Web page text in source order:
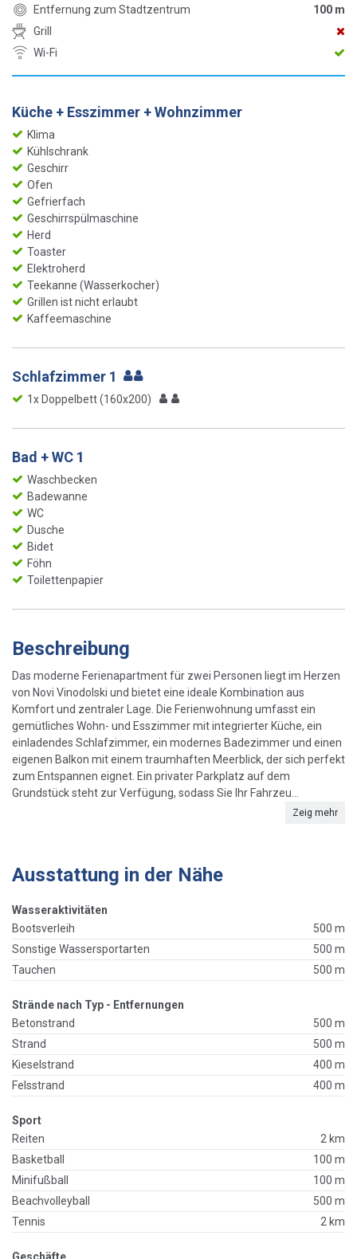
Entfernung zum Stadtzentrum
100 m
Grill
Wi-Fi
Küche + Esszimmer + Wohnzimmer
Klima
Kühlschrank
Geschirr
Ofen
Gefrierfach
Geschirrspülmaschine
Herd
Toaster
Elektroherd
Teekanne (Wasserkocher)
Grillen ist nicht erlaubt
Kaffeemaschine
Schlafzimmer 1
1x Doppelbett (160x200)
Bad + WC 1
Waschbecken
Badewanne
WC
Dusche
Bidet
Föhn
Toilettenpapier
Beschreibung
Das moderne Ferienapartment für zwei Personen liegt im Herzen
von Novi Vinodolski und bietet eine ideale Kombination aus
Komfort und zentraler Lage. Die Ferienwohnung umfasst ein
gemütliches Wohn- und Esszimmer mit integrierter Küche, ein
einladendes Schlafzimmer, ein modernes Badezimmer und einen
eigenen Balkon mit einem traumhaften Meerblick, der sich perfekt
zum Entspannen eignet. Ein privater Parkplatz auf dem
Grundstück steht zur Verfügung, sodass Sie Ihr Fahrzeu...
Zeig mehr
Ausstattung in der Nähe
Wasseraktivitäten
Bootsverleih
500 m
Sonstige Wassersportarten
500 m
Tauchen
500 m
Strände nach Typ - Entfernungen
Betonstrand
500 m
Strand
500 m
Kieselstrand
400 m
Felsstrand
400 m
Sport
Reiten
2 km
Basketball
100 m
Minifußball
100 m
Beachvolleyball
500 m
Tennis
2 km